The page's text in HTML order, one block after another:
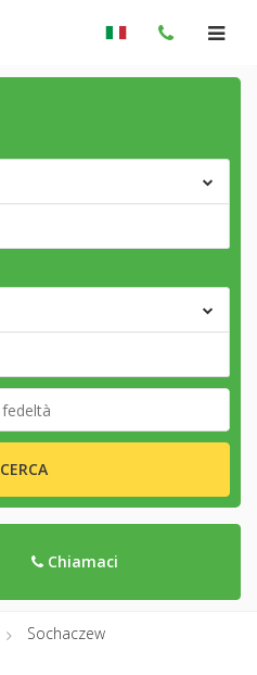
CERCA
Chiamaci
Sochaczew